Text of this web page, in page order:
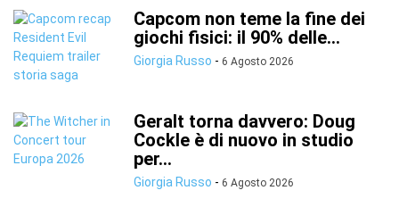
Capcom non teme la fine dei
giochi fisici: il 90% delle...
Giorgia Russo - 6 Agosto 2026
Geralt torna davvero: Doug
Cockle è di nuovo in studio
per...
Giorgia Russo - 6 Agosto 2026